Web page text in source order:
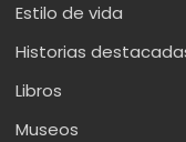
Estilo de vida
Historias
Libros
Museos